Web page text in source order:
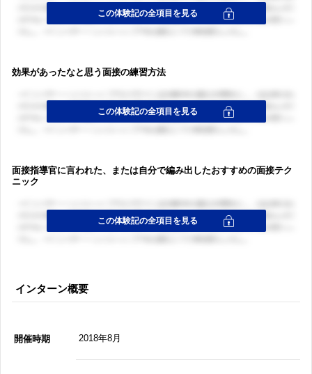
効果があったなと思う面接の練習方法
面接指導官に言われた、または自分で編み出したおすすめの面接テク
ニック
インターン概要
開催時期 2018年8月